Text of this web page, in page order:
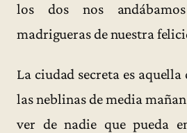
los dos nos
madrigueras de nuestra
La ciudad secreta es
las neblinas de media
ver de nadie que pueda